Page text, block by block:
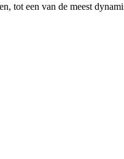
tot een van de meest